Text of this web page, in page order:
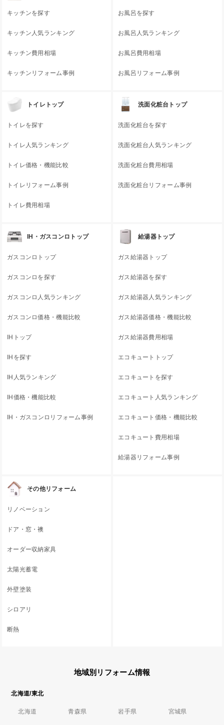
キッチンを探す
キッチン人気ランキング
キッチン費用相場
キッチンリフォーム事例
お風呂を探す
お風呂人気ランキング
お風呂費用相場
お風呂リフォーム事例
トイレトップ
トイレを探す
トイレ人気ランキング
トイレ価格・機能比較
トイレリフォーム事例
トイレ費用相場
洗面化粧台トップ
洗面化粧台を探す
洗面化粧台人気ランキング
洗面化粧台費用相場
洗面化粧台リフォーム事例
IH・ガスコンロトップ
ガスコンロトップ
ガスコンロを探す
ガスコンロ人気ランキング
ガスコンロ価格・機能比較
IHトップ
IHを探す
IH人気ランキング
IH価格・機能比較
IH・ガスコンロリフォーム事例
給湯器トップ
ガス給湯器トップ
ガス給湯器を探す
ガス給湯器人気ランキング
ガス給湯器価格・機能比較
ガス給湯器費用相場
エコキュートトップ
エコキュートを探す
エコキュート人気ランキング
エコキュート価格・機能比較
エコキュート費用相場
給湯器リフォーム事例
その他リフォーム
リノベーション
ドア・窓・襖
オーダー収納家具
太陽光蓄電
外壁塗装
シロアリ
断熱
地域別リフォーム情報
北海道/東北
北海道 青森県 岩手県 宮城県